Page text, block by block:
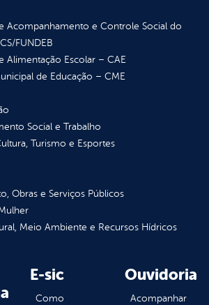
Acompanhamento e Controle Social do
FUNDEB
Alimentação Escolar – CAE
de Educação – CME
Social e Trabalho
Turismo e Esportes
Obras e Serviços Públicos
Meio Ambiente e Recursos Hídricos
E-sic
Como
Ouvidoria
Acompanhar